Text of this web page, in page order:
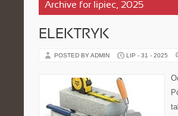
Archive for lipiec, 2025
ELEKTRYK
POSTED BY ADMIN LIP - 31 - 2025